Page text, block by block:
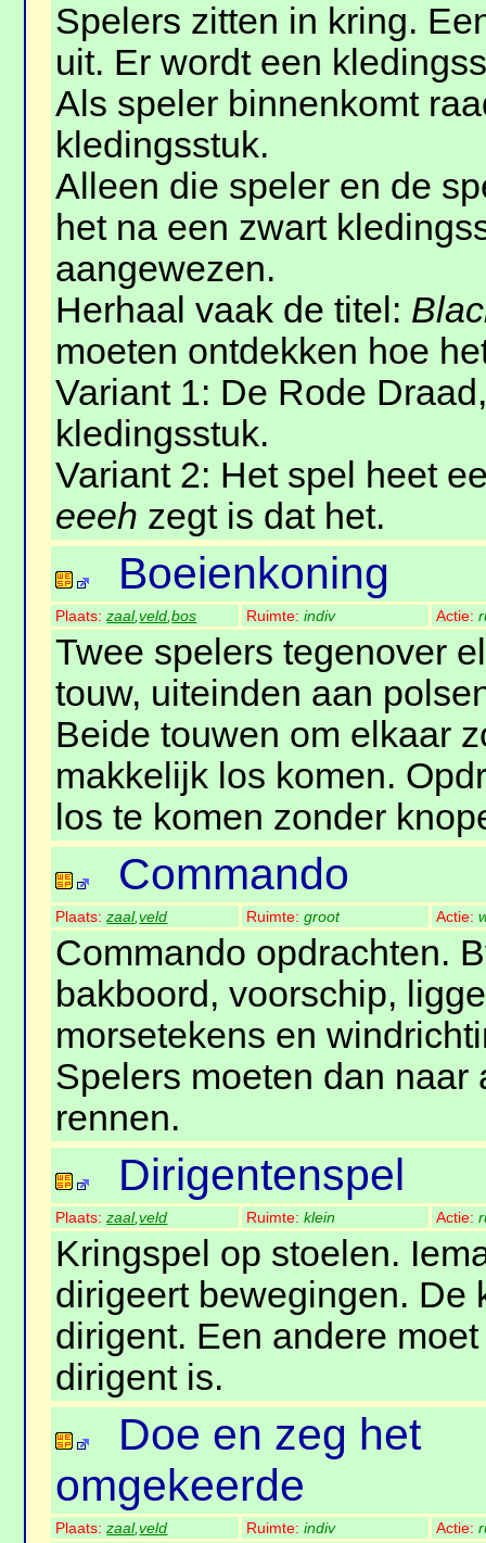
Spelers zitten in kring.
uit. Er wordt een
Als speler binnenkomt
kledingsstuk.
Alleen die speler en de
het na een zwart
aangewezen.
Herhaal vaak de titel:
moeten ontdekken hoe
Variant 1: De Rode
kledingsstuk.
Variant 2: Het spel heet
eeeh zegt is dat het.
Boeienkoning
Plaats:zaal,veld,bos Ruimte:indiv Actie:
Twee spelers tegenover
touw, uiteinden aan
Beide touwen om elkaar
makkelijk los komen.
los te komen zonder
Commando
Plaats:zaal,veld Ruimte:groot Actie:
Commando opdrachten.
bakboord, voorschip,
morsetekens en
Spelers moeten dan naar
rennen.
Dirigentenspel
Plaats:zaal,veld Ruimte:klein Actie:
Kringspel op stoelen.
dirigeert bewegingen. De
dirigent. Een andere
dirigent is.
Doe en zeg het
omgekeerde
Plaats:zaal,veld Ruimte:indiv Actie: